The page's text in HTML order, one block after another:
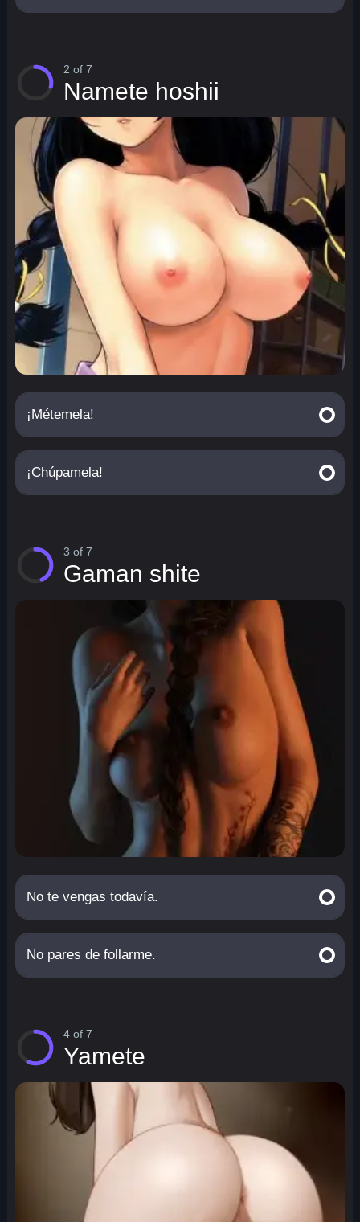
2 of 7
Namete hoshii
¡Métemela!
¡Chúpamela!
3 of 7
Gaman shite
No te vengas todavía.
No pares de follarme.
4 of 7
Yamete